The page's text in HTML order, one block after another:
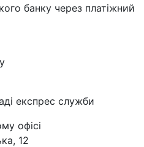
банку через платіжний
експрес служби
офісі
12